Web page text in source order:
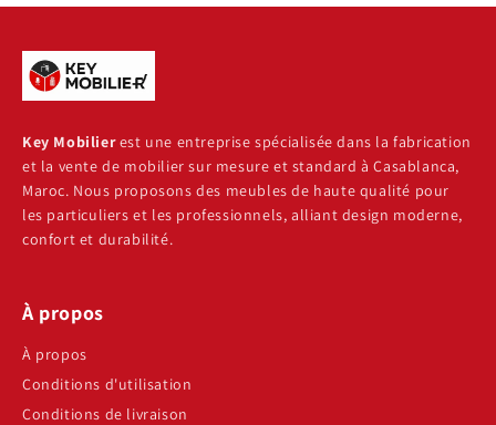
Key Mobilierest une entreprise spécialisée dans la fabrication
et la vente de mobilier sur mesure et standard à Casablanca,
Maroc. Nous proposons des meubles de haute qualité pour
les particuliers et les professionnels, alliant design moderne,
confort et durabilité.
À propos
À propos
Conditions d'utilisation
Conditions de livraison